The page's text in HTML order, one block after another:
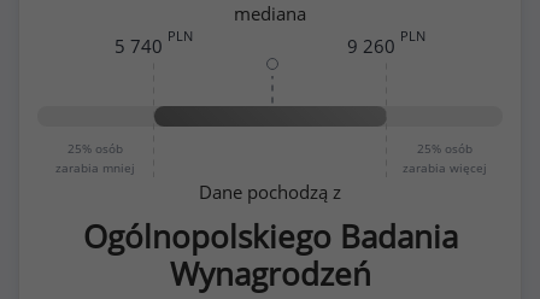
mediana
25% osób
zarabia mniej
25% osób
zarabia więcej
5 740 PLN 9 260 PLN
Dane pochodzą z
Ogólnopolskiego Badania
Wynagrodzeń